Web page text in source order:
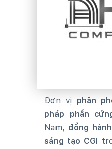
Đơn vị phân
pháp phần
Nam, đồng
sáng tạo CGI